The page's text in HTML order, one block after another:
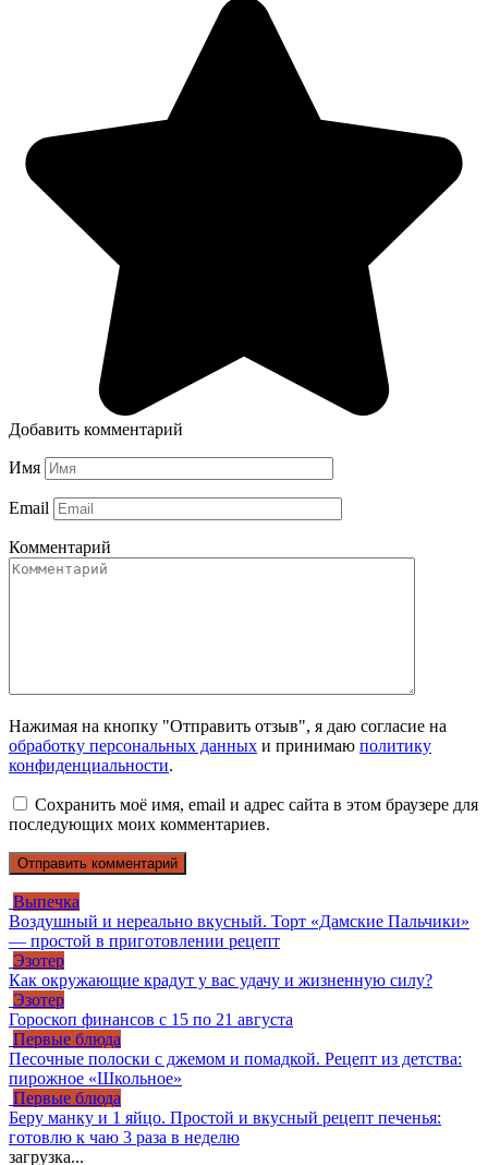
Добавить комментарий
Имя
Email
Комментарий
Нажимая на кнопку "Отправить отзыв", я даю согласие на
обработку персональных данных и принимаю политику
конфиденциальности.
Сохранить моё имя, email и адрес сайта в этом браузере для
последующих моих комментариев.
Выпечка
Воздушный и нереально вкусный. Торт «Дамские Пальчики»
— простой в приготовлении рецепт
Эзотер
Как окружающие крадут у вас удачу и жизненную силу?
Эзотер
Гороскоп финансов с 15 по 21 августа
Первые блюда
Песочные полоски с джемом и помадкой. Рецепт из детства:
пирожное «Школьное»
Первые блюда
Беру манку и 1 яйцо. Простой и вкусный рецепт печенья:
готовлю к чаю 3 раза в неделю
загрузка...